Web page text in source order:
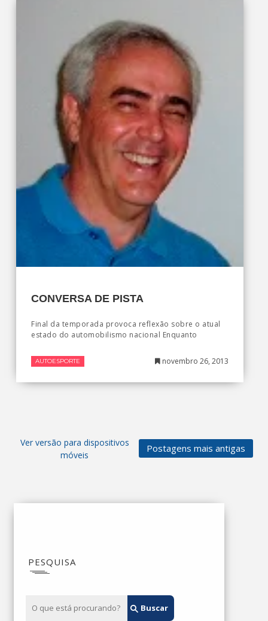
CONVERSA DE PISTA
Final da temporada provoca reflexão sobre o atual
estado do automobilismo nacional Enquanto
AUTOESPORTE novembro 26, 2013
Postagens mais antigas
Ver versão para dispositivos
móveis
PESQUISA